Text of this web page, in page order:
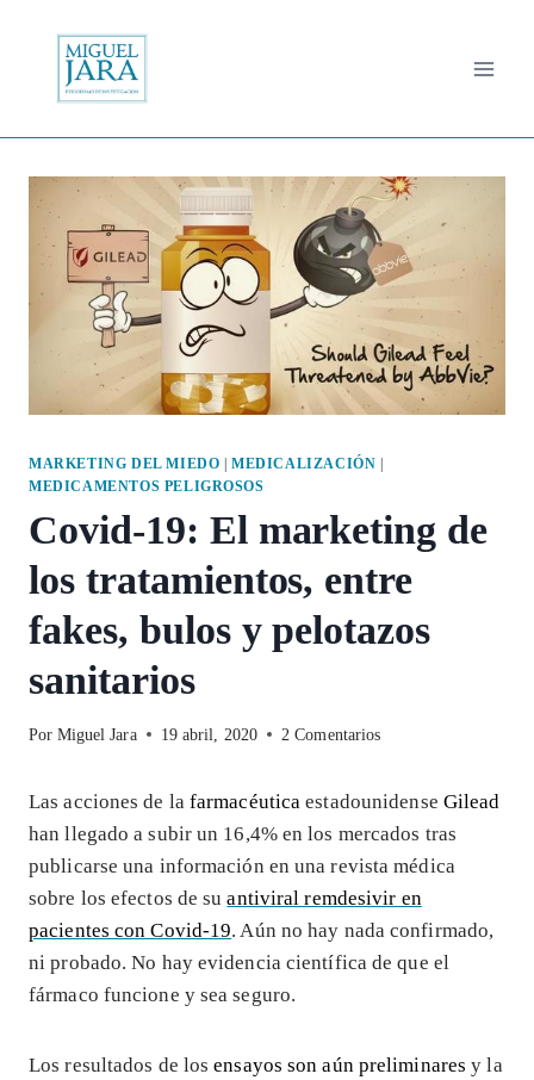
contenido
MARKETING DEL MIEDO |MEDICALIZACIÓN
MEDICAMENTOS PELIGROSOS
Covid-19: El marketing de
los tratamientos, entre
fakes, bulos y pelotazos
sanitarios
Por Miguel Jara 19 abril, 2020 2 Comentarios
Las acciones de la farmacéutica estadounidense Gilead
han llegado a subir un 16,4% en los mercados tras
publicarse una información en una revista médica
sobre los efectos de suantiviral remdesivir en
pacientes con Covid-19. Aún no hay nada confirmado,
ni probado. No hay evidencia científica de que el
fármaco funcione y sea seguro.
Los resultados de losensayos son aún preliminares y la